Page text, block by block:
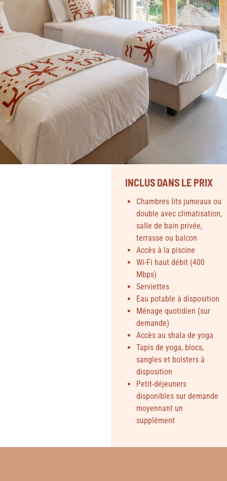
INCLUS DANS LE PRIX
Chambres lits jumeaux ou
double avec climatisation,
salle de bain privée,
terrasse ou balcon
Accès à la piscine
Wi-Fi haut débit (400
Mbps)
Serviettes
Eau potable à disposition
Ménage quotidien (sur
demande)
Accès au shala de yoga
Tapis de yoga, blocs,
sangles et bolsters à
disposition
Petit-déjeuners
disponibles sur demande
moyennant un
supplément